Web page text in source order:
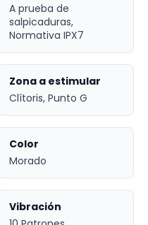
A prueba de
salpicaduras,
Normativa IPX7
Zona a estimular
Clítoris, Punto G
Color
Morado
Vibración